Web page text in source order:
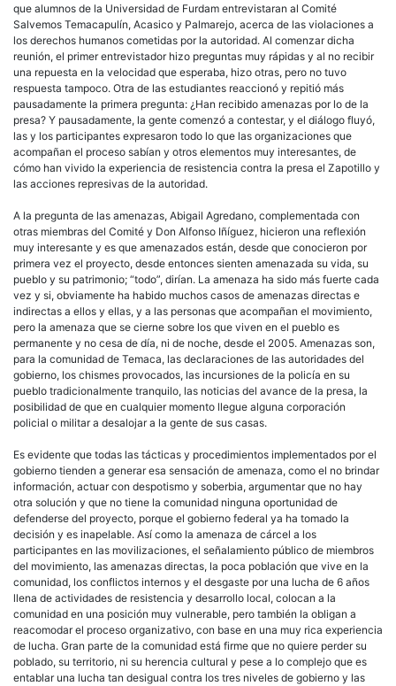
que alumnos de la Universidad de Furdam entrevistaran al Comité
Salvemos Temacapulín, Acasico y Palmarejo, acerca de las violaciones a
los derechos humanos cometidas por la autoridad. Al comenzar dicha
reunión, el primer entrevistador hizo preguntas muy rápidas y al no recibir
una repuesta en la velocidad que esperaba, hizo otras, pero no tuvo
respuesta tampoco. Otra de las estudiantes reaccionó y repitió más
pausadamente la primera pregunta: ¿Han recibido amenazas por lo de la
presa? Y pausadamente, la gente comenzó a contestar, y el diálogo fluyó,
las y los participantes expresaron todo lo que las organizaciones que
acompañan el proceso sabían y otros elementos muy interesantes, de
cómo han vivido la experiencia de resistencia contra la presa el Zapotillo y
las acciones represivas de la autoridad.
A la pregunta de las amenazas, Abigail Agredano, complementada con
otras miembras del Comité y Don Alfonso Iñíguez, hicieron una reflexión
muy interesante y es que amenazados están, desde que conocieron por
primera vez el proyecto, desde entonces sienten amenazada su vida, su
pueblo y su patrimonio; “todo”, dirían. La amenaza ha sido más fuerte cada
vez y si, obviamente ha habido muchos casos de amenazas directas e
indirectas a ellos y ellas, y a las personas que acompañan el movimiento,
pero la amenaza que se cierne sobre los que viven en el pueblo es
permanente y no cesa de día, ni de noche, desde el 2005. Amenazas son,
para la comunidad de Temaca, las declaraciones de las autoridades del
gobierno, los chismes provocados, las incursiones de la policía en su
pueblo tradicionalmente tranquilo, las noticias del avance de la presa, la
posibilidad de que en cualquier momento llegue alguna corporación
policial o militar a desalojar a la gente de sus casas.
Es evidente que todas las tácticas y procedimientos implementados por el
gobierno tienden a generar esa sensación de amenaza, como el no brindar
información, actuar con despotismo y soberbia, argumentar que no hay
otra solución y que no tiene la comunidad ninguna oportunidad de
defenderse del proyecto, porque el gobierno federal ya ha tomado la
decisión y es inapelable. Así como la amenaza de cárcel a los
participantes en las movilizaciones, el señalamiento público de miembros
del movimiento, las amenazas directas, la poca población que vive en la
comunidad, los conflictos internos y el desgaste por una lucha de 6 años
llena de actividades de resistencia y desarrollo local, colocan a la
comunidad en una posición muy vulnerable, pero también la obligan a
reacomodar el proceso organizativo, con base en una muy rica experiencia
de lucha. Gran parte de la comunidad está firme que no quiere perder su
poblado, su territorio, ni su herencia cultural y pese a lo complejo que es
entablar una lucha tan desigual contra los tres niveles de gobierno y las